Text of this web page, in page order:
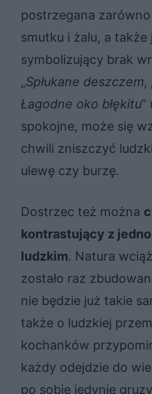
postrzegana zarówno
smutku i żalu, a także
symbolizujący brak
„Spłukane
Łagodne oko błękitu”
spokojne, może się
chwili zniszczyć
ulewę czy burzę.
Dostrzec też można
kontrastujący z
ludzkim. Natura
zostało raz
nie będzie już takie
także o ludzkiej
kochanków
każdy odejdzie do
po sobie jedynie